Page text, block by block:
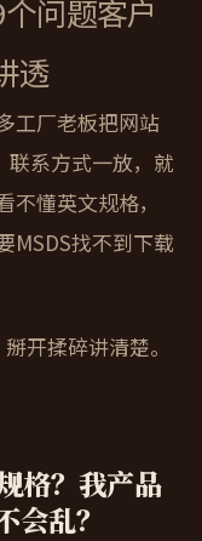
问题客户
透
工厂老板把网站
系方式一放，就
懂英文规格，
MSDS找不到下载
开揉碎讲清楚。
格？我产品
会乱？